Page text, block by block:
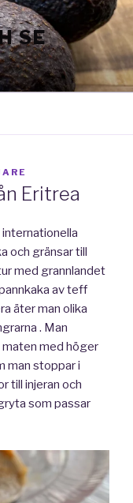
SE
Eritrea
och gränsar till
med grannlandet
av teff
äter man olika
. Man
med höger
man stoppar i
till injeran och
som passar